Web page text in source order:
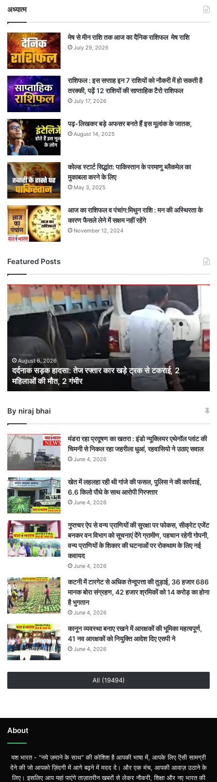
अध्यात्म
मेष से मीन राशि तक आज का दैनिक राशिफल मेष राशि
July 29, 2026
राशिफल : इस सप्ताह इन 7 राशियों को नौकरी में हो सकती है
तरक्की, पढ़ें 12 राशियों की साप्ताहिक टैरो राशिफल
July 17, 2026
पढ़-लिखकर बड़े अफसर बनते हैं इस मूलांक के जातक,
August 14, 2025
कोल्ड स्टार्ट सिद्धांत: पाकिस्तान के परमाणु ब्लैकमेल का
मुकाबला करने के लिए
May 3, 2025
आज का राशिफल व पंचांग:मिथुन राशि : मन की अस्थिरता के
कारण फैसले लेने में सक्षम नहीं रहेंगे
November 12, 2024
Featured Posts
दर्दनाक
हादसा:
तेज
कार
ट्रक
टकराई,
2
की
गंभीर
August 6, 2026
दर्दनाक सड़क हादसा: तेज रफ्तार कार खड़े ट्रक से टकराई, 2
महिलाओं की मौत, 2 गंभीर
By niraj bhai
मंडरा रहा प्रदूषण का खतरा : इंडो न्यूक्लियर एथेनॉल प्लांट की
चिमनी से निकल रहा जहरीला धुआं, रहवासियो ने उठाए सवाल
June 4, 2026
खेत में लहलहा रही थी गांजे की फसल, पुलिस ने की कार्रवाई,
6.6 किलो पौधे के साथ आरोपी गिरफ्तार
June 4, 2026
गुप्तचर ऐप से वन्य प्राणियों की सुरक्षा पर फोकस, सीक्रेट एजेंट
बनकर वन विभाग को सूचनाएं देेंगे ग्रामीण, पहचान रहेगी गोपनी,
वन्य प्राणियों के शिकार की घटनाओं पर रोकथाम के लिए नई
कवायद
June 4, 2026
कटनी में टारगेट से अधिक तेन्दूपत्ता की तुड़ाई, 36 हजार 686
मानक बोरा संग्रहण, 42 हजार श्रमिकों को 14 करोड़ का होना
है भुगतान
June 4, 2026
कानून व्यवस्था बनाए रखने में आरक्षकों की भूमिका महत्वपूर्ण,
41 नव आरक्षकों को नियुक्ति आदेश दिए एसपी ने
June 4, 2026
All (19494)
About
यश भारत - "नये ज़माने के साथ" की कोशिश है आपकी भाषा में, आपके लिए ऎसी सामग्री
देने की जो आपको ज़िंदगी में आगे बढ़ने में मदद दे। और एक मंच, आपकी आवाज़ उठाने के
लिए। इसलिए आप यहां पाएंगे ताज़ातरीन खबरों से लेकर नौकरी, शिक्षा और नए भारत की